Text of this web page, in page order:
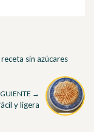
sin azúcares
→
y ligera